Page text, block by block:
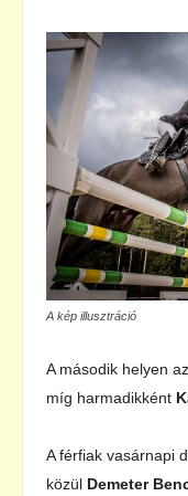
A kép illusztráció
A második helyen
míg harmadikként
A férfiak vasárnapi
közül Demeter